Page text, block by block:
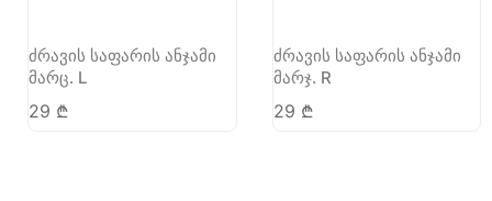
ძრავის საფარის ანჯამი
მარც. L
29 ₾
ძრავის საფარის ანჯამი
მარჯ. R
29 ₾